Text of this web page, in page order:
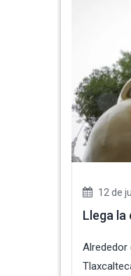
12 de
Llega la
Alrededor